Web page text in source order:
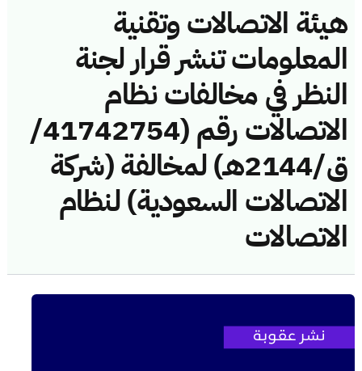
هيئة الاتصالات وتقنية
المعلومات تنشر قرار لجنة
النظر في مخالفات نظام
الاتصالات رقم (41742754/
ق/2144هـ) لمخالفة (شركة
الاتصالات السعودية) لنظام
الاتصالات